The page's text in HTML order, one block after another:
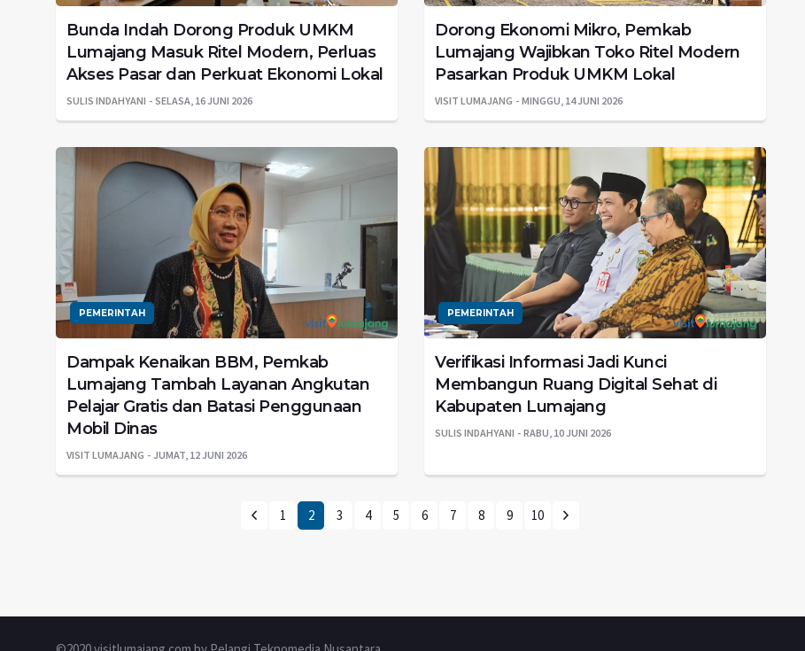
Bunda Indah Dorong Produk UMKM
Lumajang Masuk Ritel Modern, Perluas
Akses Pasar dan Perkuat Ekonomi Lokal
SULIS INDAHYANI SELASA, 16 JUNI 2026
Dorong Ekonomi Mikro, Pemkab
Lumajang Wajibkan Toko Ritel Modern
Pasarkan Produk UMKM Lokal
VISIT LUMAJANG MINGGU, 14 JUNI 2026
PEMERINTAH
Dampak Kenaikan BBM, Pemkab
Lumajang Tambah Layanan Angkutan
Pelajar Gratis dan Batasi Penggunaan
Mobil Dinas
VISIT LUMAJANG JUMAT, 12 JUNI 2026
PEMERINTAH
Verifikasi Informasi Jadi Kunci
Membangun Ruang Digital Sehat di
Kabupaten Lumajang
SULIS INDAHYANI RABU, 10 JUNI 2026
1 2 3 4 5 6 7 8 9 10